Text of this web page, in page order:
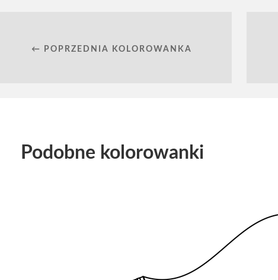
← POPRZEDNIA KOLOROWANKA
Podobne kolorowanki